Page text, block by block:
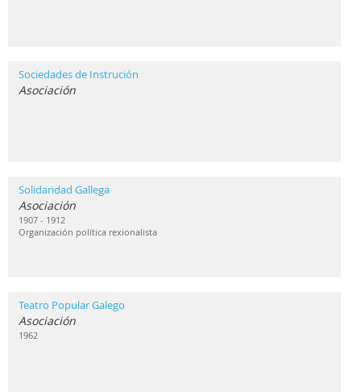
Sociedades de Instrución
Asociación
Solidaridad Gallega
Asociación
1907 - 1912
Organización política rexionalista
Teatro Popular Galego
Asociación
1962